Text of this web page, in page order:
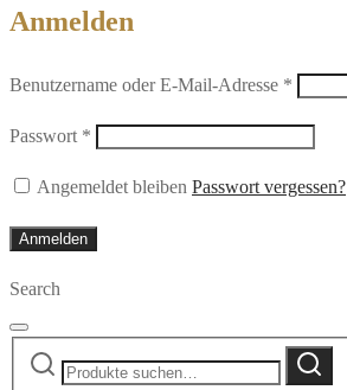
Anmelden
Benutzername oder E-Mail-Adresse *
Passwort *
Angemeldet bleiben Passwort vergessen?
Anmelden
Search
Suche
Suche